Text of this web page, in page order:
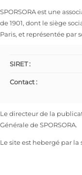
SPORSORA est une
de 1901, dont le siège
Paris, et représentée par
SIRET :
Contact :
Le directeur de la
Générale de SPORSORA.
Le site est hebergé par la